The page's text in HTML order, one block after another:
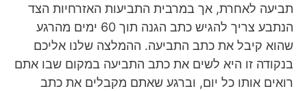
תביעה לאחרת, אך במרבית התביעות האזרחיות הצד
הנתבע צריך להגיש כתב הגנה תוך 60 ימים מהרגע
שהוא קיבל את כתב התביעה. ההמלצה שלנו אליכם
בנקודה זו היא לשים את כתב התביעה במקום שבו אתם
רואים אותו כל יום, וברגע שאתם מקבלים את כתב